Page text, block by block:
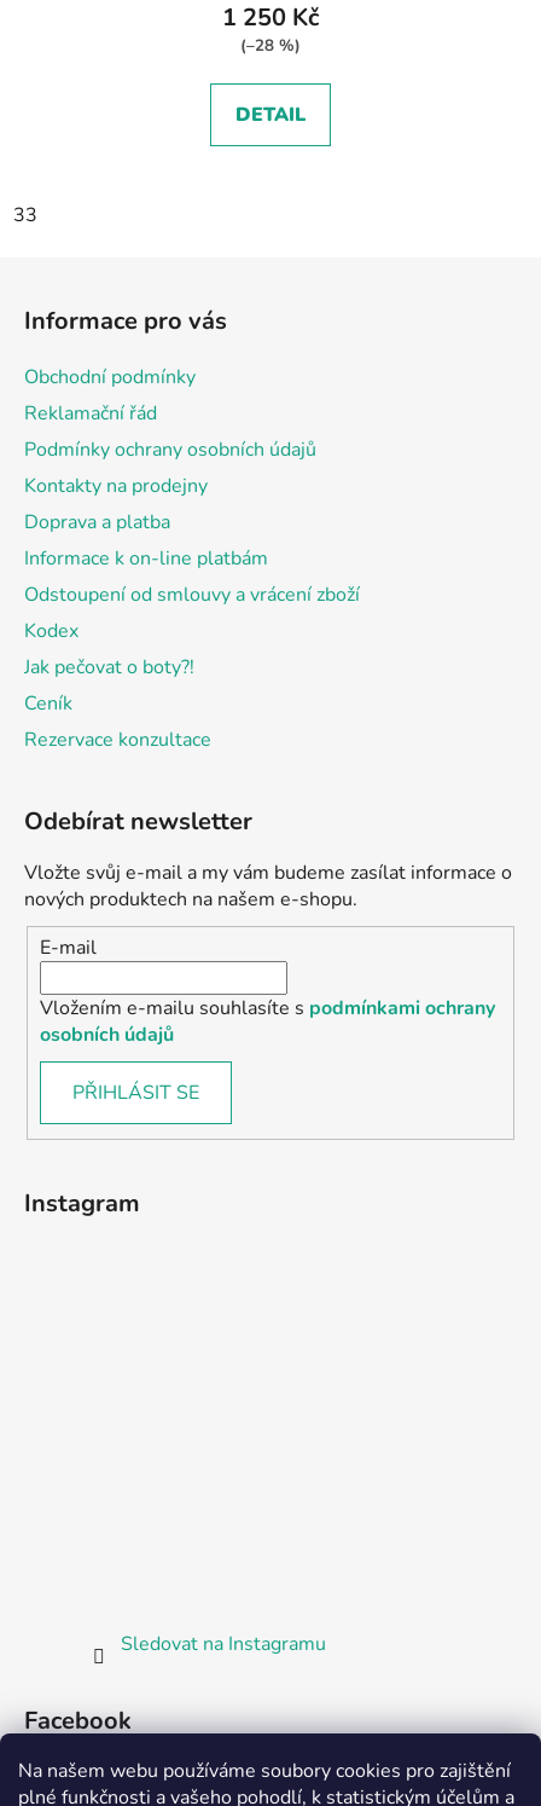
Na našem webu používáme soubory cookies pro zajištění
plné funkčnosti a vašeho pohodlí, k statistickým účelům a
1 250 Kč
(–28 %)
DETAIL
33
Informace pro vás
Obchodní podmínky
Reklamační řád
Podmínky ochrany osobních údajů
Kontakty na prodejny
Doprava a platba
Informace k on-line platbám
Odstoupení od smlouvy a vrácení zboží
Kodex
Jak pečovat o boty?!
Ceník
Rezervace konzultace
Odebírat newsletter
Vložte svůj e-mail a my vám budeme zasílat informace o
nových produktech na našem e-shopu.
E-mail
Vložením e-mailu souhlasíte s podmínkami ochrany
osobních údajů
PŘIHLÁSIT SE
Instagram
Sledovat na Instagramu
Facebook